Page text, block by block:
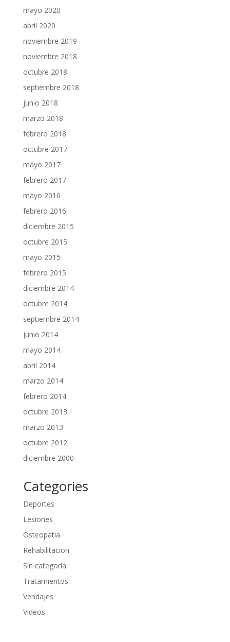
mayo 2020
abril 2020
noviembre 2019
noviembre 2018
octubre 2018
septiembre 2018
junio 2018
marzo 2018
febrero 2018
octubre 2017
mayo 2017
febrero 2017
mayo 2016
febrero 2016
diciembre 2015
octubre 2015
mayo 2015
febrero 2015
diciembre 2014
octubre 2014
septiembre 2014
junio 2014
mayo 2014
abril 2014
marzo 2014
febrero 2014
octubre 2013
marzo 2013
octubre 2012
diciembre 2000
Categories
Deportes
Lesiones
Osteopatia
Rehabilitacion
Sin categoría
Tratamientos
Vendajes
Videos